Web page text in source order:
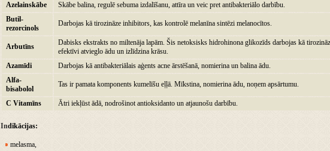
Azelainskābe
Skābe balina, regulē sebuma izdalīšanu, attīra un veic pret antibakteriālo darbību.
Butil-
rezorcinols
Darbojas kā tirozināze inhibitors, kas kontrolē melanīna sintēzi melanocītos.
Arbutīns
Dabisks ekstrakts no miltenāja lapām. Šis netoksisks hidrohinona glikozīds darbojas kā
efektīvi atvieglo ādu un izlīdzina krāsu.
Azamīdi
Darbojas kā antibakteriālais aģents acne ārstēšanā, nomierina un balina ādu.
Alfa-
bisabolol
Tas ir pamata komponents kumelīšu eļļā. Mīkstina, nomierina ādu, noņem apsārtumu.
C Vitamīns Ātri iekļūst ādā, nodrošinot antioksidanto un atjaunošu darbību.
Indikācijas:
melasma,